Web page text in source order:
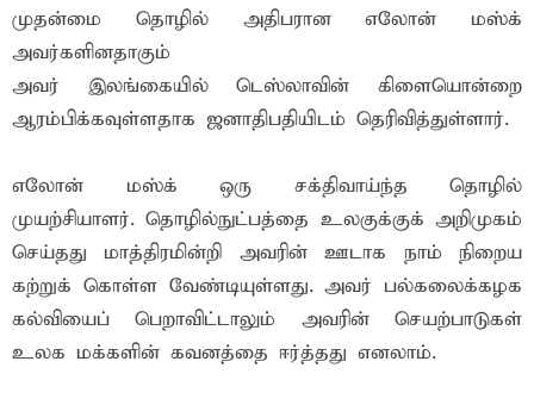
முதன்மை தொழில் அதிபரான எலோன் மஸ்க்
அவர்களினதாகும்
அவர் இலங்கையில் டெஸ்லாவின் கிளையொன்றை
ஆரம்பிக்கவுள்ளதாக ஜனாதிபதியிடம் தெரிவித்துள்ளார்.
எலோன் மஸ்க் ஒரு சக்திவாய்ந்த தொழில்
முயற்சியாளர். தொழில்நுட்பத்தை உலகுக்குக் அறிமுகம்
செய்தது மாத்திரமின்றி அவரின் ஊடாக நாம் நிறைய
கற்றுக் கொள்ள வேண்டியுள்ளது. அவர் பல்கலைக்கழக
கல்வியைப் பெறாவிட்டாலும் அவரின் செயற்பாடுகள்
உலக மக்களின் கவனத்தை ஈர்த்தது எனலாம்.